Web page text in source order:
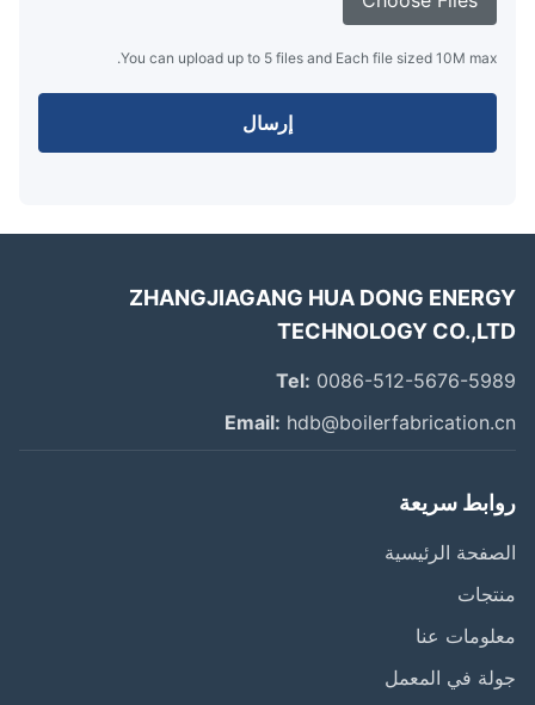
You can upload up to 5 files and Each file sized 10M max.
إرسال
ZHANGJIAGANG HUA DONG
TECHNOLOGY
Tel:0086-512-5676-
Email:
سريعة
الرئيسية
عنا
في المعمل